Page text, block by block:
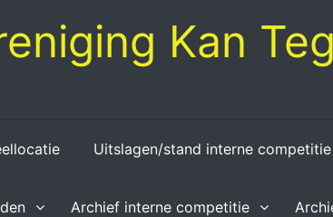
Kan
Uitslagen/stand interne competitie
Archief interne competitie